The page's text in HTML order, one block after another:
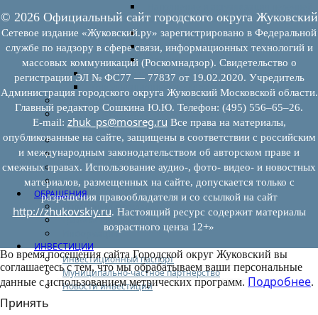
имущества
Предоставление имущества
Выкуп имущества
Прочие
Информационная поддержка
Консультационная поддержка
Инфраструктура поддержки
Совет по развитию и поддержке малого и
среднего предпринимательства
Контакты
Книга жалоб
Законодательство
Конкурсы
ОБРАЩЕНИЯ
Обращения граждан
Графики личного приема граждан
Информация
ИНВЕСТИЦИИ
Инвестиционный паспорт
Муниципально-частное партнерство
Новости инвестиций
© 2026 Официальный сайт городского округа Жуковский
Сетевое издание «Жуковский.ру» зарегистрировано в Федеральной
службе по надзору в сфере связи, информационных технологий и
массовых коммуникаций (Роскомнадзор). Свидетельство о
регистрации ЭЛ № ФС77 — 77837 от 19.02.2020. Учредитель
Администрация городского округа Жуковский Московской области.
Главный редактор Сошкина Ю.Ю. Телефон: (495) 556–65–26.
E‑mail: zhuk_ps@mosreg.ru Все права на материалы,
опубликованные на сайте, защищены в соответствии с российским
и международным законодательством об авторском праве и
смежных правах. Использование аудио-, фото- видео- и новостных
материалов, размещенных на сайте, допускается только с
разрешения правообладателя и со ссылкой на сайт
http://zhukovskiy.ru. Настоящий ресурс содержит материалы
возрастного ценза 12+»
Во время посещения сайта Городской округ Жуковский вы
соглашаетесь с тем, что мы обрабатываем ваши персональные
данные с использованием метрических программ. Подробнее.
Принять